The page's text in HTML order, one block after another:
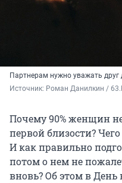
Партнерам нужно уважать друг
Источник: Роман Данилкин /
Почему 90% женщин
первой близости?
И как правильно
потом о нем не
вновь? Об этом в